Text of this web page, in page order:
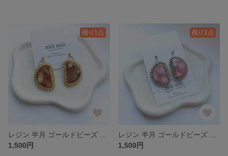
残り1点
1,500円
残り1点
1,500円